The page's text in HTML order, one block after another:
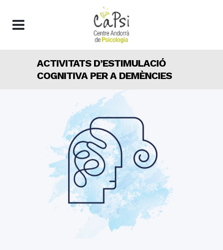
ACTIVITATS D’ESTIMULACIÓ
COGNITIVA PER A DEMÈNCIES